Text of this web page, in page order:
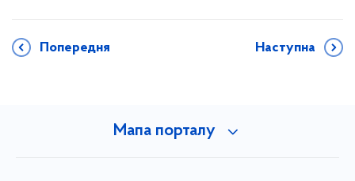
Попередня Наступна
Мапа порталу